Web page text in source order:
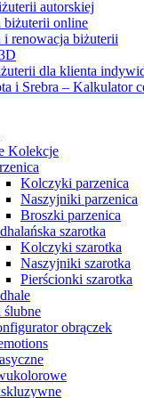
autorskiej
biżuterii online
i renowacja biżuterii
dla klienta
i Srebra – Kalkulator
Kolekcje
Kolczyki parzenica
Naszyjniki parzenica
Broszki parzenica
szarotka
Kolczyki szarotka
Naszyjniki szarotka
Pierścionki szarotka
ślubne
obrączek